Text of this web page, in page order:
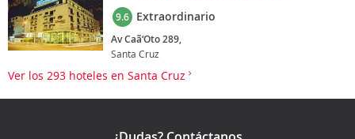
9.6 Extraordinario
Av Caã‘Oto 289,
Santa Cruz
Ver los 293 hoteles en Santa Cruz